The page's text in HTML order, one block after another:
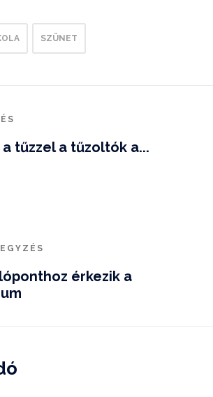
SZÜNET
tűzzel a tűzoltók a...
érkezik a